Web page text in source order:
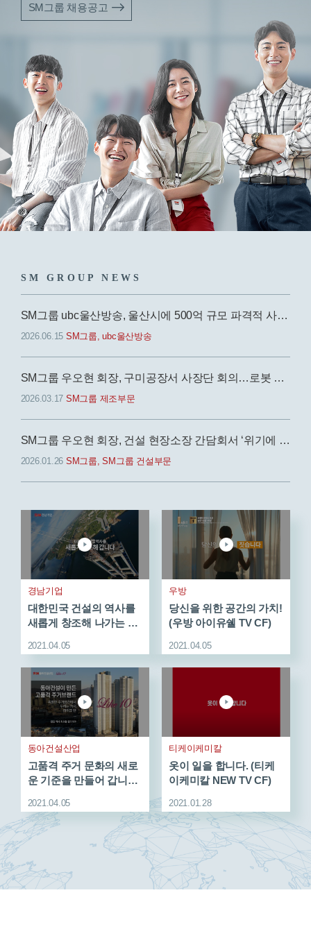
SM그룹 채용공고
SM GROUP NEWS
SM그룹 ubc울산방송, 울산시에 500억 규모 파격적 사회환원
2026.06.15 SM그룹, ubc울산방송
SM그룹 우오현 회장, 구미공장서 사장단 회의…로봇 자동화 생산 등 모색
2026.03.17 SM그룹 제조부문
SM그룹 우오현 회장, 건설 현장소장 간담회서 ‘위기에 더 강한 리더십’ 당부
2026.01.26 SM그룹, SM그룹 건설부문
경남기업
대한민국 건설의 역사를
새롭게 창조해 나가는 경
2021.04.05
우방
당신을 위한 공간의 가치!
(우방 아이유쉘 TV CF)
2021.04.05
동아건설산업
고품격 주거 문화의 새로
운 기준을 만들어 갑니다.
2021.04.05
티케이케미칼
옷이 일을 합니다. (티케
이케미칼 NEW TV CF)
2021.01.28